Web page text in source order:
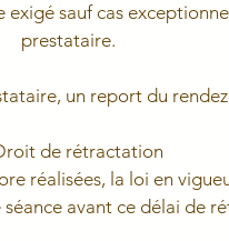
sauf cas
prestataire.
un report du
de rétractation
réalisées, la loi en